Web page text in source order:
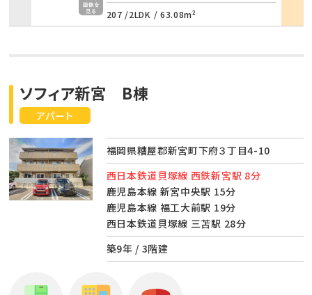
207 /2LDK / 63.08m²
アパート
ソフィア新宮 B棟
福岡県糟屋郡新宮町下府３丁目4-10
西日本鉄道貝塚線 西鉄新宮駅 8分
鹿児島本線 新宮中央駅 15分
鹿児島本線 福工大前駅 19分
西日本鉄道貝塚線 三苫駅 28分
築9年 / 3階建